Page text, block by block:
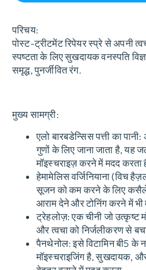
परिचय:
पोस्ट-ट्रीटमेंट रिपेयर स्प्रे से अपनी
स्पष्टता के लिए सुखदायक वनस्पति
समृद्ध, पुनर्जीवित रंग.
मुख्य सामग्री:
एलो बारबडेन्सिस पत्ती का पानी:
गुणों के लिए जाना जाता है, यह
मॉइस्चराइज़ करने में मदद करता
हेमामेलिस वर्जिनियाना (विच
सूजन को कम करने के लिए कसैले
आराम देने और टोनिंग करने में भी
ट्रेहलोज़: एक चीनी जो उत्कृष्ट
और त्वचा को निर्जलीकरण से
पैनथेनोल: इसे विटामिन बी5 के
मॉइस्चराइजिंग है, सुखदायक, और